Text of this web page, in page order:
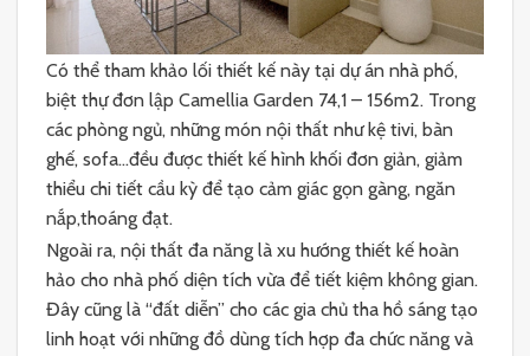
Có thể tham khảo lối thiết kế này tại dự án nhà phố,
biệt thự đơn lập Camellia Garden 74,1 – 156m2. Trong
các phòng ngủ, những món nội thất như kệ tivi, bàn
ghế, sofa…đều được thiết kế hình khối đơn giản, giảm
thiểu chi tiết cầu kỳ để tạo cảm giác gọn gàng, ngăn
nắp,thoáng đạt.
Ngoài ra, nội thất đa năng là xu hướng thiết kế hoàn
hảo cho nhà phố diện tích vừa để tiết kiệm không gian.
Đây cũng là “đất diễn” cho các gia chủ tha hồ sáng tạo
linh hoạt với những đồ dùng tích hợp đa chức năng và